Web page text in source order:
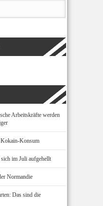
Arbeitskräfte werden
Kokain-Konsum
im Juli aufgehellt
Normandie
Das sind die